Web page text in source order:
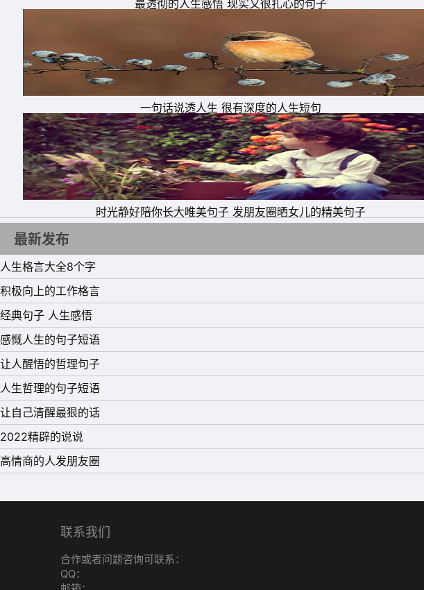
最透彻的人生感悟 现实又很扎心的句子
一句话说透人生 很有深度的人生短句
时光静好陪你长大唯美句子 发朋友圈晒女儿的精美句子
最新发布
人生格言大全8个字
积极向上的工作格言
经典句子 人生感悟
感慨人生的句子短语
让人醒悟的哲理句子
人生哲理的句子短语
让自己清醒最狠的话
2022精辟的说说
高情商的人发朋友圈
联系我们
合作或者问题咨询可联系：
QQ：